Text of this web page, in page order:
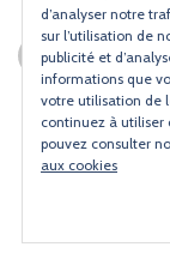
Pris-pris
Publié le 08/
Merci
Je l’ai mise
J’ai utilisé
pour qu’elle
d’analyser notre
sur l’utilisation de
publicité et
informations que
votre utilisation de
continuez à utiliser
pouvez consulter
aux cookies